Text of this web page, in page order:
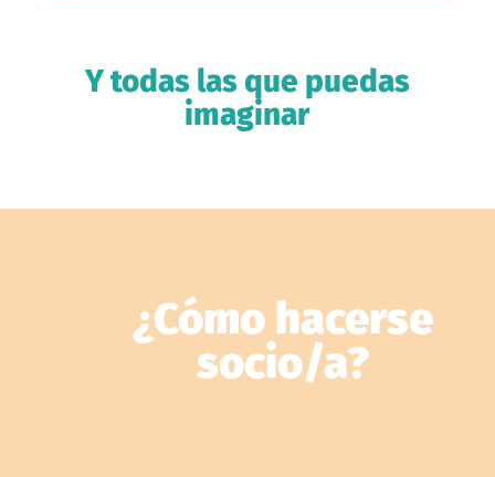
Y todas las que puedas
imaginar
¿Cómo hacerse
socio/a?